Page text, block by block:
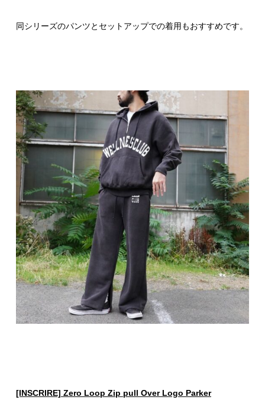
同シリーズのパンツとセットアップでの着用もおすすめです。
[INSCRIRE] Zero Loop Zip pull Over Logo Parker